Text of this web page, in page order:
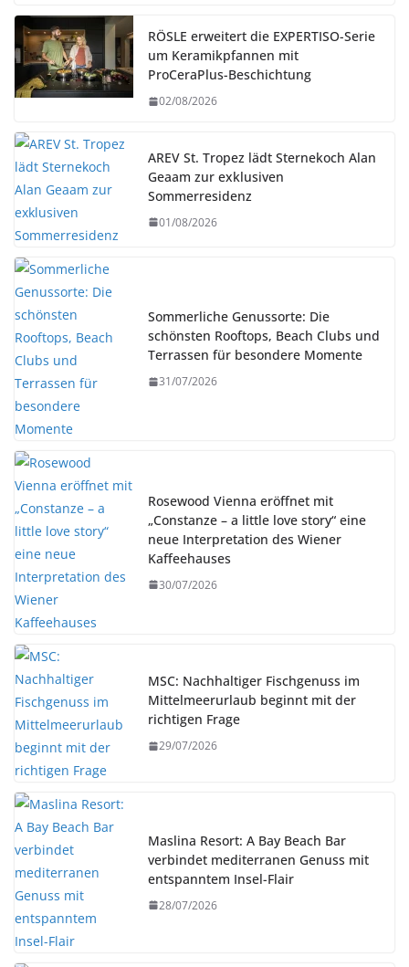
RÖSLE erweitert die EXPERTISO-Serie
um Keramikpfannen mit
ProCeraPlus-Beschichtung
02/08/2026
AREV St. Tropez lädt Sternekoch Alan
Geaam zur exklusiven
Sommerresidenz
01/08/2026
Sommerliche Genussorte: Die
schönsten Rooftops, Beach Clubs und
Terrassen für besondere Momente
31/07/2026
Rosewood Vienna eröffnet mit
„Constanze – a little love story“ eine
neue Interpretation des Wiener
Kaffeehauses
30/07/2026
MSC: Nachhaltiger Fischgenuss im
Mittelmeerurlaub beginnt mit der
richtigen Frage
29/07/2026
Maslina Resort: A Bay Beach Bar
verbindet mediterranen Genuss mit
entspanntem Insel-Flair
28/07/2026